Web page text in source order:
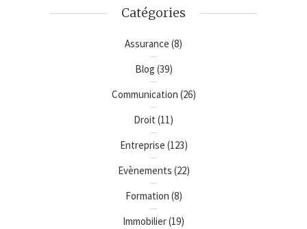
Catégories
Assurance (8)
Blog (39)
Communication (26)
Droit (11)
Entreprise (123)
Evènements (22)
Formation (8)
Immobilier(19)